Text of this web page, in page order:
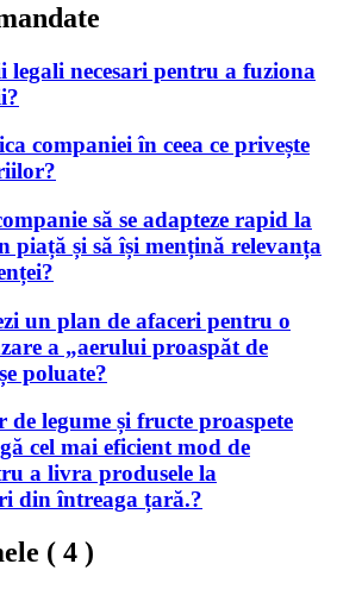
legali necesari pentru a fuziona
companiei în ceea ce privește
să se adapteze rapid la
piață și să își mențină relevanța
un plan de afaceri pentru o
a „aerului proaspăt de
poluate?
legume și fructe proaspete
cel mai eficient mod de
a livra produsele la
din întreaga țară.?
( 4 )